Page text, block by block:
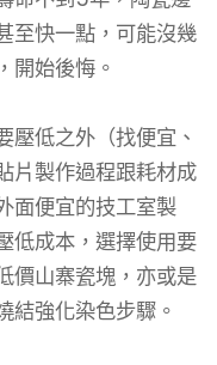
至快一點，可能沒幾
開始後悔。
壓低之外（找便宜、
片製作過程跟耗材成
面便宜的技工室製
低成本，選擇使用要
價山寨瓷塊，亦或是
結強化染色步驟。